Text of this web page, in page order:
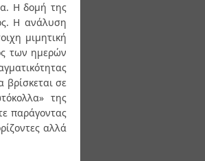
Η δομή της
Η ανάλυση
μιμητική
των ημερών
βρίσκεται σε
της
παράγοντας
αλλά